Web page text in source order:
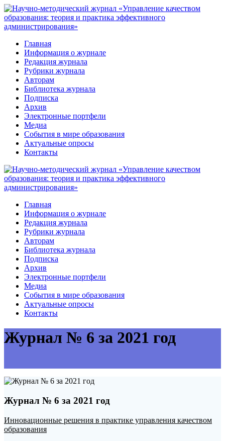
Перейти
к
контенту
Главная
Информация о журнале
Редакция журнала
Рубрики журнала
Авторам
Библиотека журнала
Подписка
Архив
Электронные портфели
Медиа
События в мире образования
Актуальные опросы
Контакты
Главная
Информация о журнале
Редакция журнала
Рубрики журнала
Авторам
Библиотека журнала
Подписка
Архив
Электронные портфели
Медиа
События в мире образования
Актуальные опросы
Контакты
Журнал № 6 за 2021 год
Журнал № 6 за 2021 год
Инновационные решения в практике управления качеством
образования